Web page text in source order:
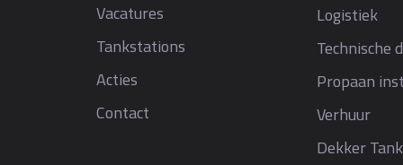
Vacatures
Tankstations
Acties
Contact
Logistiek
Technische
Propaan
Verhuur
Dekker